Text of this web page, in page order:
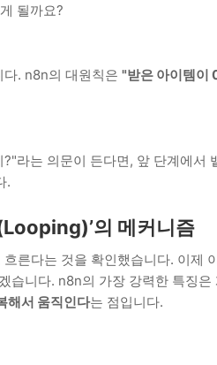
될까요?
. n8n의 대원칙은 "받은 아이템이
라는 의문이 든다면, 앞 단계에서
.
의 메커니즘
른다는 것을 확인했습니다. 이제
습니다. n8n의 가장 강력한 특징은
해서 움직인다는 점입니다.